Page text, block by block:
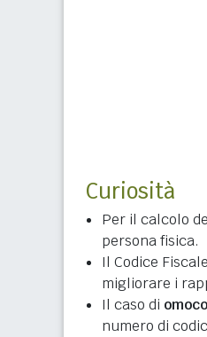
Curiosità
Per il calcolo
persona fisica.
Il Codice
migliorare i
Il caso di
numero di